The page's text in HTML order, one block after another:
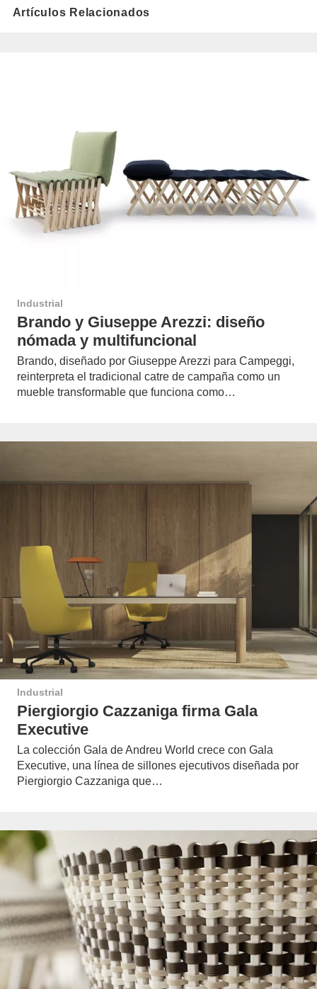
Artículos Relacionados
Industrial
Brando y Giuseppe Arezzi: diseño
nómada y multifuncional
Brando, diseñado por Giuseppe Arezzi para Campeggi,
reinterpreta el tradicional catre de campaña como un
mueble transformable que funciona como…
Industrial
Piergiorgio Cazzaniga firma Gala
Executive
La colección Gala de Andreu World crece con Gala
Executive, una línea de sillones ejecutivos diseñada por
Piergiorgio Cazzaniga que…